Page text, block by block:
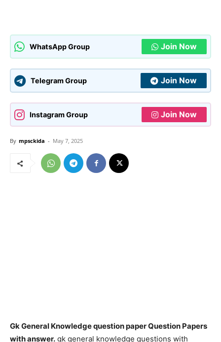
WhatsApp Group Join Now
Telegram Group Join Now
Instagram Group Join Now
By mpsckida - May 7, 2025
Gk General Knowledge question paper Question Papers
with answer. gk general knowledge questions with